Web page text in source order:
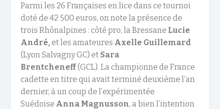
Parmi les 26 Françaises en lice dans ce tournoi
doté de 42 500 euros, on note la présence de
trois Rhônalpines : côté pro, la Bressane Lucie
André,et les amateures Axelle Guillemard
(Lyon Salvagny GC) et Sara
Brentcheneff(GCL). La championne de France
cadette en titre qui avait terminé deuxième l’an
dernier, à un coup de l’expérimentée
Suédoise Anna Magnusson, a bien l’intention